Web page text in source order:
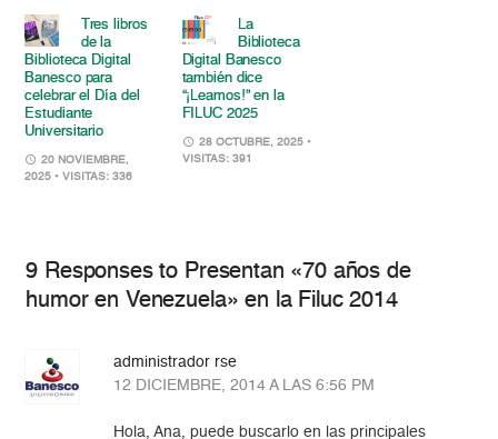
Tres libros
de la
Biblioteca Digital
Banesco para
celebrar el Día del
Estudiante
Universitario
20 NOVIEMBRE,
2025 • VISITAS: 336
La
Biblioteca
Digital Banesco
también dice
“¡Leamos!” en la
FILUC 2025
28 OCTUBRE, 2025 •
VISITAS: 391
9 Responses to Presentan «70 años de
humor en Venezuela» en la Filuc 2014
administrador rse
12 DICIEMBRE, 2014 A LAS 6:56 PM
Hola, Ana, puede buscarlo en las principales